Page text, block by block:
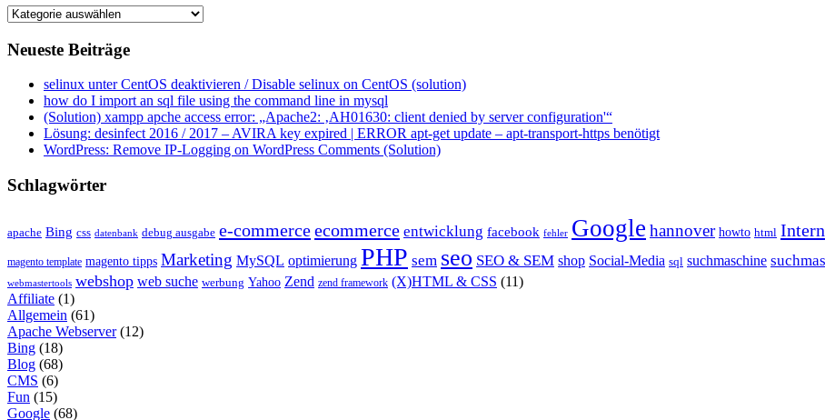
Kategorien
Neueste Beiträge
selinux unter CentOS deaktivieren / Disable selinux on CentOS (solution)
how do I import an sql file using the command line in mysql
(Solution) xampp apche access error: „Apache2: ‚AH01630: client denied by server configuration'“
Lösung: desinfect 2016 / 2017 – AVIRA key expired | ERROR apt-get update – apt-transport-https benötigt
WordPress: Remove IP-Logging on WordPress Comments (Solution)
Schlagwörter
apache Bing css datenbank debug ausgabe e-commerceecommerce entwicklung facebook fehler Google hannover howto html
magento template magento tipps Marketing MySQL optimierung PHP sem seo SEO & SEM shop Social-Media sql suchmaschine
webmastertools webshop web suche werbung Yahoo Zend zend framework (X)HTML & CSS (11)
Affiliate (1)
Allgemein (61)
Apache Webserver(12)
Bing (18)
Blog (68)
CMS (6)
Fun (15)
Google (68)